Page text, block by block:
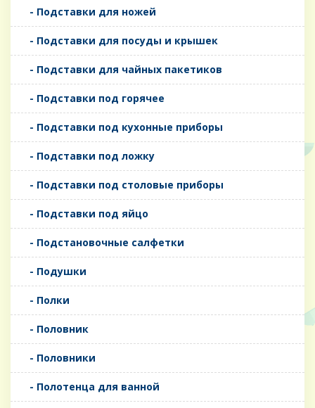
- Подставки для ножей
- Подставки для посуды и крышек
- Подставки для чайных пакетиков
- Подставки под горячее
- Подставки под кухонные приборы
- Подставки под ложку
- Подставки под столовые приборы
- Подставки под яйцо
- Подстановочные салфетки
- Подушки
- Полки
- Половник
- Половники
- Полотенца для ванной